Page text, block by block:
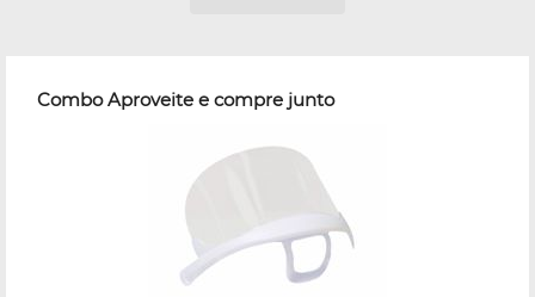
Combo Aproveite e compre junto